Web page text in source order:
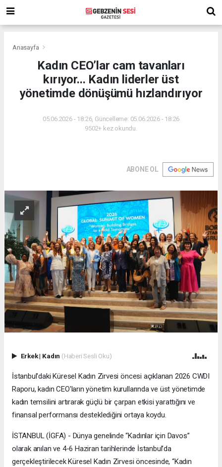
Anasayfa
Kadın CEO’lar cam tavanları
kırıyor... Kadın liderler üst
yönetimde dönüşümü hızlandırıyor
05.06.2026 - 18:26, Güncelleme: 05.06.2026 - 18:26
9502+ kez okundu.
ABONE OL
Erkek| Kadın (Haberi Sesli Oku)
İstanbul'daki Küresel Kadın Zirvesi öncesi açıklanan 2026 CWDI
Raporu, kadın CEO'ların yönetim kurullarında ve üst yönetimde
kadın temsilini artırarak güçlü bir çarpan etkisi yarattığını ve
finansal performansı desteklediğini ortaya koydu.
İSTANBUL (İGFA) - Dünya genelinde “Kadınlar için Davos”
olarak anılan ve 4-6 Haziran tarihlerinde İstanbul’da
gerçekleştirilecek Küresel Kadın Zirvesi öncesinde, “Kadın